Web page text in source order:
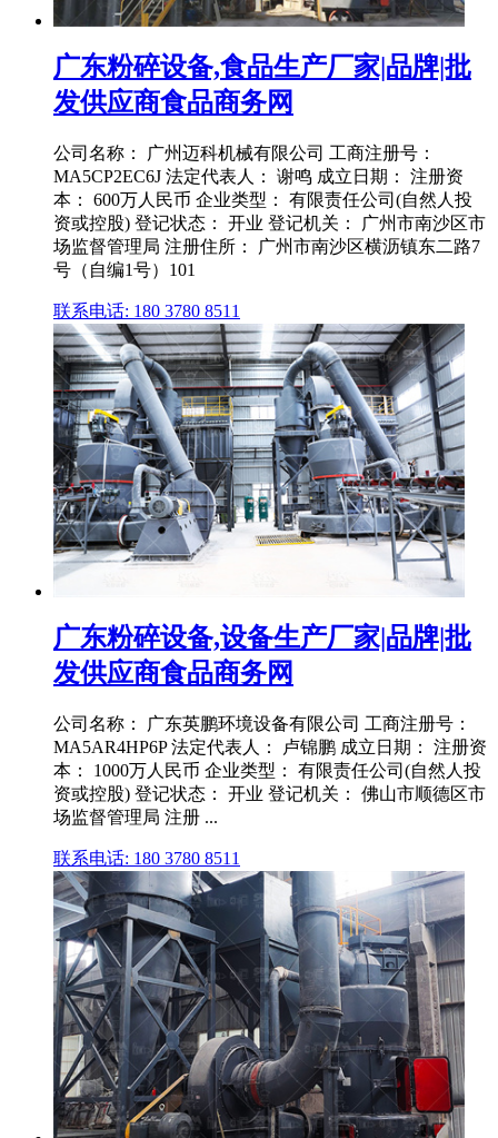
广东粉碎设备,食品生产厂家|品牌|批
发供应商食品商务网
公司名称： 广州迈科机械有限公司 工商注册号：
MA5CP2EC6J 法定代表人： 谢鸣 成立日期： 注册资
本： 600万人民币 企业类型： 有限责任公司(自然人投
资或控股) 登记状态： 开业 登记机关： 广州市南沙区市
场监督管理局 注册住所： 广州市南沙区横沥镇东二路7
号（自编1号）101
联系电话: 180 3780 8511
广东粉碎设备,设备生产厂家|品牌|批
发供应商食品商务网
公司名称： 广东英鹏环境设备有限公司 工商注册号：
MA5AR4HP6P 法定代表人： 卢锦鹏 成立日期： 注册资
本： 1000万人民币 企业类型： 有限责任公司(自然人投
资或控股) 登记状态： 开业 登记机关： 佛山市顺德区市
场监督管理局 注册 ...
联系电话: 180 3780 8511